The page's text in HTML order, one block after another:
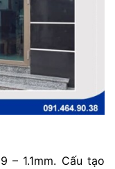
– 1.1mm. Cấu tạo